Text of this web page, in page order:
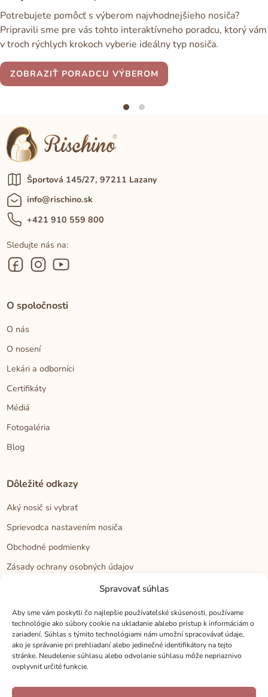
Spravovať súhlas
Aby sme vám poskytli čo najlepšie používateľské skúsenosti, používame
technológie ako súbory cookie na ukladanie a/alebo prístup k informáciám o
zariadení. Súhlas s týmito technológiami nám umožní spracovávať údaje,
ako je správanie pri prehliadaní alebo jedinečné identifikátory na tejto
stránke. Neudelenie súhlasu alebo odvolanie súhlasu môže nepriaznivo
ovplyvniť určité funkcie.
Potrebujete pomôcť s výberom najvhodnejšieho nosiča?
Pripravili sme pre vás tohto interaktívneho poradcu, ktorý vám
v troch rýchlych krokoch vyberie ideálny typ nosiča.
ZOBRAZIŤ PORADCU VÝBEROM
Športová 145/27, 97211 Lazany
info@rischino.sk
+421 910 559 800
Sledujte nás na:
O spoločnosti
O nás
O nosení
Lekári a odborníci
Certifikáty
Médiá
Fotogaléria
Blog
Dôležité odkazy
Aký nosič si vybrať
Sprievodca nastavením nosiča
Obchodné podmienky
Zásady ochrany osobných údajov
Kontakt
Kontakt
Zákaznícka podpora